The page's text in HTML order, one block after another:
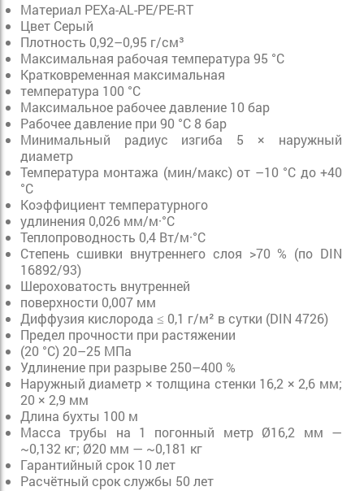
Материал PEXa-AL-PE/PE-RT
Цвет Серый
Плотность 0,92–0,95 г/см³
Максимальная рабочая температура 95 °C
Кратковременная максимальная
температура 100 °C
Максимальное рабочее давление 10 бар
Рабочее давление при 90 °C 8 бар
Минимальный радиус изгиба 5 × наружный
диаметр
Температура монтажа (мин/макс) от –10 °C до +40
°C
Коэффициент температурного
удлинения 0,026 мм/м·°C
Теплопроводность 0,4 Вт/м·°C
Степень сшивки внутреннего слоя >70 % (по DIN
16892/93)
Шероховатость внутренней
поверхности 0,007 мм
Диффузия кислорода ≤ 0,1 г/м² в сутки (DIN 4726)
Предел прочности при растяжении
(20 °C) 20–25 МПа
Удлинение при разрыве 250–400 %
Наружный диаметр × толщина стенки 16,2 × 2,6 мм;
20 × 2,9 мм
Длина бухты 100 м
Масса трубы на 1 погонный метр Ø16,2 мм —
~0,132 кг; Ø20 мм — ~0,181 кг
Гарантийный срок 10 лет
Расчётный срок службы 50 лет